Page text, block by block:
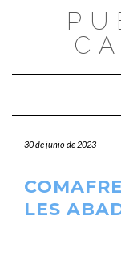
30 de junio de 2023
LES